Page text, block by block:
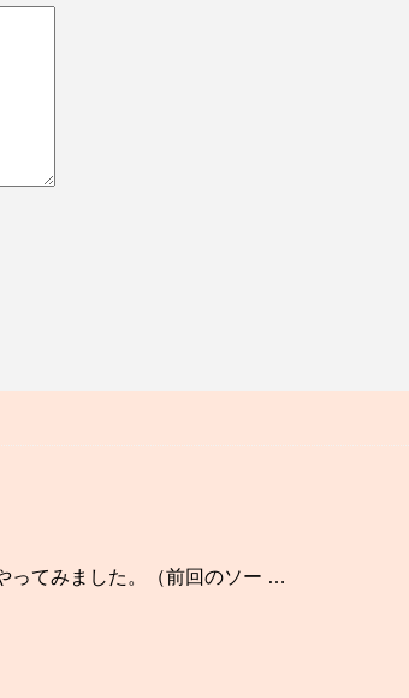
ってみました。（前回のソー …